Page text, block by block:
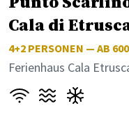
Cala di
4+2 PERSONEN — AB
Ferienhaus Cala